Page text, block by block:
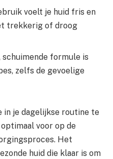
voelt je huid fris en
trekkerig of droog
formule is
zelfs de gevoelige
in je dagelijkse routine te
voor op de
Het
huid die klaar is om